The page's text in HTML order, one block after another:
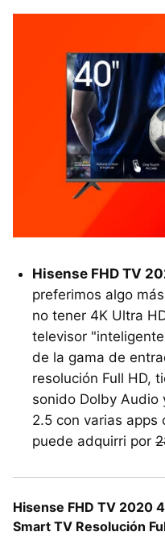
Hisense FHD TV
preferimos algo
no tener 4K Ultra
televisor
de la gama de
resolución Full HD,
sonido Dolby Audio
2.5 con varias apps
puede adquirri por
Hisense FHD TV 2020
Smart TV Resolución